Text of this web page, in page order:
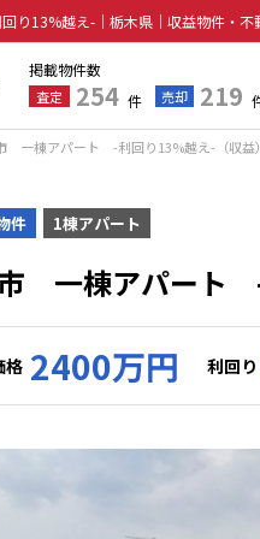
掲載物件数
査定 254 件 売却 219
一棟アパート -利回り13%越え-（収益）
件 1棟アパート
一棟アパート -
格 2400万円 利回り